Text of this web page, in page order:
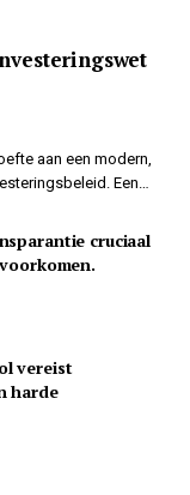
aan een modern,
Een…
cruciaal
vereist
harde